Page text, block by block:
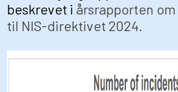
beskrevet i årsrapporten
til NIS-direktivet 2024.